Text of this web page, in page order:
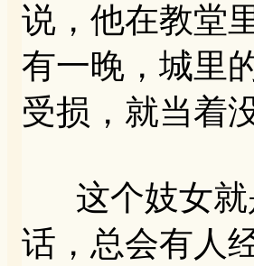
说，他在教堂
有一晚，城里
受损，就当着
这个妓女就
话，总会有人